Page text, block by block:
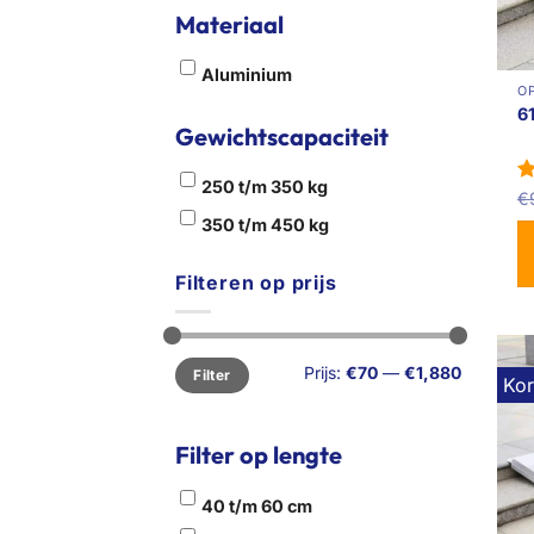
Materiaal
Aluminium
Gewichtscapaciteit
250 t/m 350 kg
350 t/m 450 kg
Filteren op prijs
Min.
prijs
Max.
prijsFilter Prijs: €70 — €1,880
Filter op lengte
40 t/m 60 cm
€